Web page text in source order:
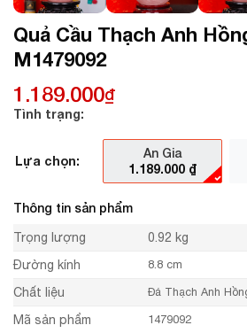
Quả Cầu Thạch Anh
M1479092
1.189.000₫
Tình trạng:
Lựa chọn:
An Gia
1.189.000 ₫
Thông tin sản phẩm
Trọng lượng
0.92 kg
Đường kính
8.8 cm
Chất liệu Đá Thạch Anh
Mã sản phẩm 1479092